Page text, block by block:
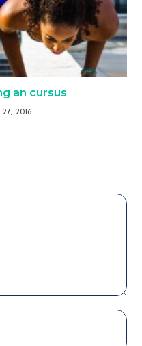
an cursus
2016